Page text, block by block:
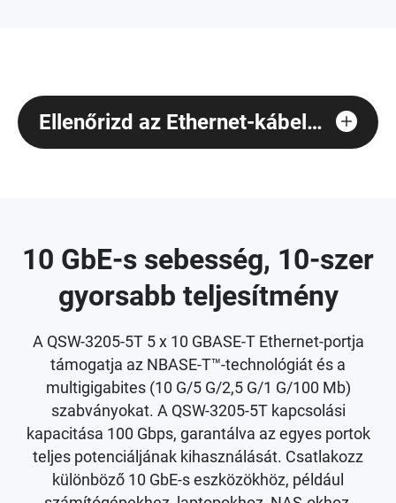
Ellenőrizd az Ethernet-kábelek kompatibilitását!
10 GbE-s sebesség, 10-szer
gyorsabb teljesítmény
A QSW-3205-5T 5 x 10 GBASE-T Ethernet-portja
támogatja az NBASE-T™-technológiát és a
multigigabites (10 G/5 G/2,5 G/1 G/100 Mb)
szabványokat. A QSW-3205-5T kapcsolási
kapacitása 100 Gbps, garantálva az egyes portok
teljes potenciáljának kihasználását. Csatlakozz
különböző 10 GbE-s eszközökhöz, például